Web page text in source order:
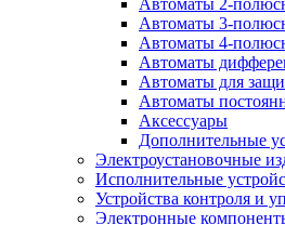
Автоматы 3-
Автоматы 4-
Автоматы
Автоматы для
Автоматы
Аксессуары
Дополнительные
Электроустановочные
Исполнительные
Устройства контроля и
Электронные